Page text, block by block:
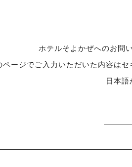
ホテルそよかぜへのお問
ページでご入力いただいた内容は
日本語